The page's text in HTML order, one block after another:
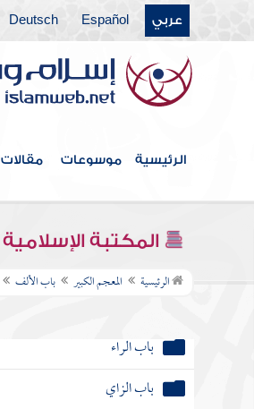
عربي Español
Deutsch
الرئيسية موسوعات مقالات
المكتبة الإسلامية
الرئيسية المعجم الكبير باب الألف
باب الباء
باب التاء
باب الثاء
باب الراء
باب الزاي